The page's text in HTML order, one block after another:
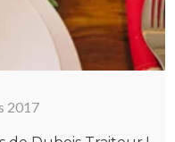
2017